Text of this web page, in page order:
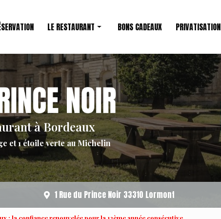
LE RESTAURANT
Restaurant étoilé
Le Chef
BONS CADEAUX PRIVATISATION
à Bordeaux
et 1 étoile verte au Michelin
1 Rue du Prince Noir 33310 Lormont